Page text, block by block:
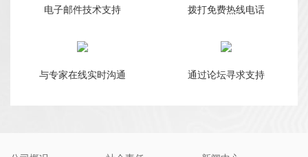
电子邮件技术支持 拨打免费热线电话
与专家在线实时沟通 通过论坛寻求支持